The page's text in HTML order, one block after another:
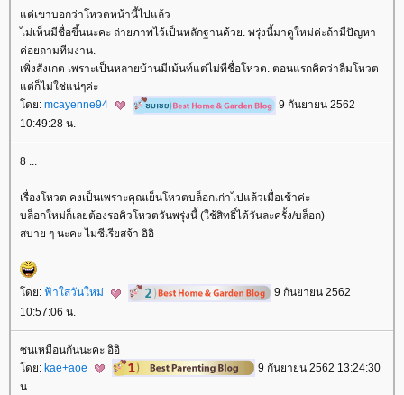
ต่เขาบอกว่าโหวตหน้านี้ไปแล้ว
ไม่เห็นมีชื่อขึ้นนะคะ ถ่ายภาพไว้เป็นหลักฐานด้วย. พรุ่งนี้มาดูใหม่ค่ะถ้ามีปัญหา
ค่อยถามทีมงาน.
เพิ่งสังเกต เพราะเป็นหลายบ้านมีเม้นท์แต่ไม่ทีชื่อโหวต. ตอนแรกคิดว่าลืมโหวต
ต่ก็ไม่ใช่แน่ๆค่ะ
ดย: mcayenne94
9 กันยายน 2562
10:49:28 น.
8 ...
เรื่องโหวต คงเป็นเพราะคุณเย็นโหวตบล็อกเก่าไปแล้วเมื่อเช้าค่ะ
บล็อกใหม่ก็เลยต้องรอคิวโหวตวันพรุ่งนี้ (ใช้สิทธิ์ได้วันละครั้ง/บล็อก)
สบาย ๆ นะคะ ไม่ซีเรียสจ้า อิอิ
ดย: ฟ้าใสวันใหม่
9 กันยายน 2562
10:57:06 น.
ซนเหมือนกันนะคะ อิอิ
ดย: kae+aoe
9 กันยายน 2562 13:24:30
น.